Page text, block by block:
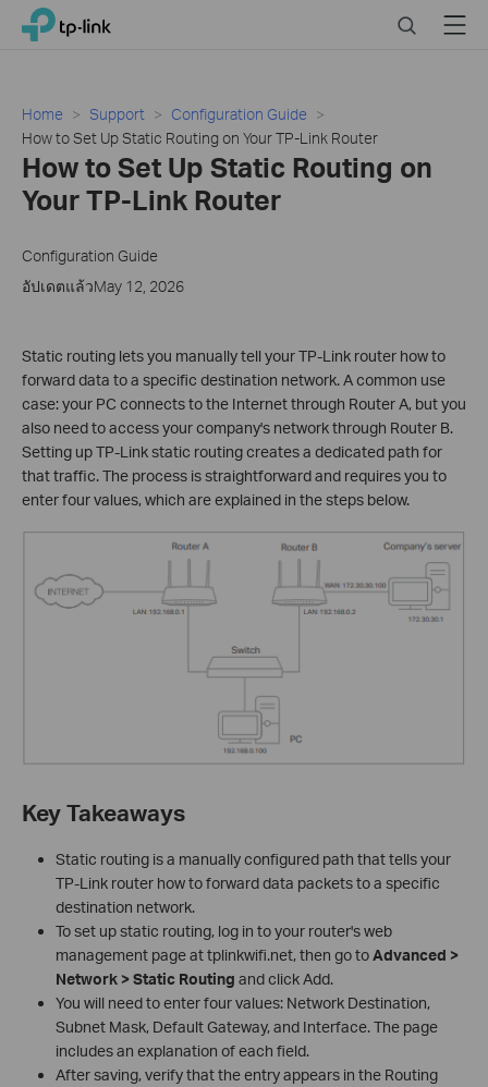
Click
navigation
TP-Link, Reliably Smart SearchMenu
Home Support
Configuration Guide
How to Set Up Static Routing on Your TP-Link Router
How to Set Up Static Routing on
Your TP-Link Router
Configuration Guide
อัปเดตแล้วMay 12, 2026
Static routing lets you manually tell your TP-Link router how to
forward data to a specific destination network. A common use
case: your PC connects to the Internet through Router A, but you
also need to access your company's network through Router B.
Setting up TP-Link static routing creates a dedicated path for
that traffic. The process is straightforward and requires you to
enter four values, which are explained in the steps below.
Key Takeaways
Static routing is a manually configured path that tells your
TP-Link router how to forward data packets to a specific
destination network.
To set up static routing, log in to your router's web
management page at tplinkwifi.net, then go toAdvanced >
Network > Static Routing and click Add.
You will need to enter four values: Network Destination,
Subnet Mask, Default Gateway, and Interface. The page
includes an explanation of each field.
After saving, verify that the entry appears in the Routing